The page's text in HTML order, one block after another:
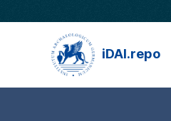
iDAI.repo